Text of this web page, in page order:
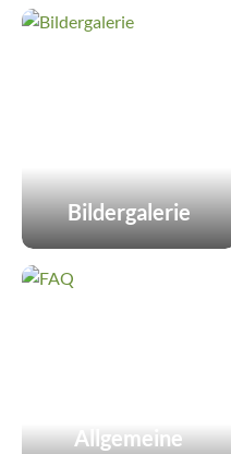
Bildergalerie
Allgemeine